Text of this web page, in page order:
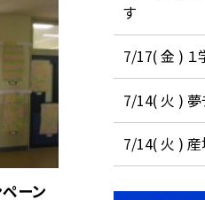
ーン
す
7/17( 金 ) １
7/14( 火 ) 夢
7/14( 火 ) 産